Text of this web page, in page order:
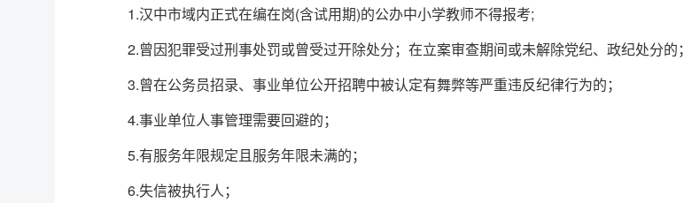
1.汉中市域内正式在编在岗(含试用期)的公办中小学教师不得报考;
2.曾因犯罪受过刑事处罚或曾受过开除处分；在立案审查期间或未解除党纪、政纪处分的；
3.曾在公务员招录、事业单位公开招聘中被认定有舞弊等严重违反纪律行为的；
4.事业单位人事管理需要回避的；
5.有服务年限规定且服务年限未满的；
6.失信被执行人；